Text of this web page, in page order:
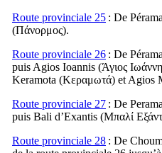
Route provinciale 25 : De
(Πάνορμος).
Route provinciale 26 : De
puis Agios Ioannis (Άγιος
Keramota (Κεραμωτά) et Agios
Route provinciale 27 : De
puis Bali d’Exantis (Μπαλί
Route provinciale 28 : De